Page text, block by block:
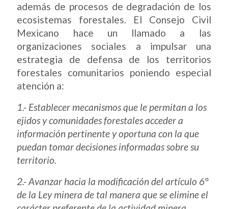
además de procesos de degradación de los
ecosistemas forestales. El Consejo Civil
Mexicano hace un llamado a las
organizaciones sociales a impulsar una
estrategia de defensa de los territorios
forestales comunitarios poniendo especial
atención a:
1.- Establecer mecanismos que le permitan a los
ejidos y comunidades forestales acceder a
información pertinente y oportuna con la que
puedan tomar decisiones informadas sobre su
territorio.
2.- Avanzar hacia la modificación del artículo 6°
de la Ley minera de tal manera que se elimine el